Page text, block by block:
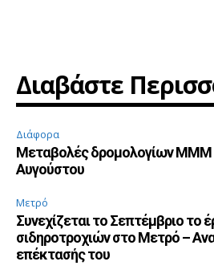
Διαβάστε
Διάφορα
Μεταβολές δρομολογίων ΜΜΜ
Αυγούστου
Μετρό
Συνεχίζεται το Σεπτέμβριο το
σιδηροτροχιών στο Μετρό –
επέκτασής του